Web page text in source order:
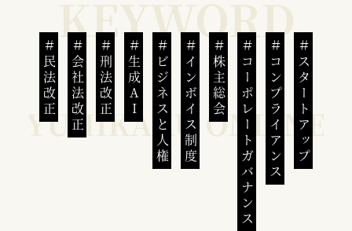
民法改正 会社法改正 刑法改正 生成AI ビジネスと人権インボイス制度 株主総会 コーポレートガバナンスコンプライアンススタートアップ